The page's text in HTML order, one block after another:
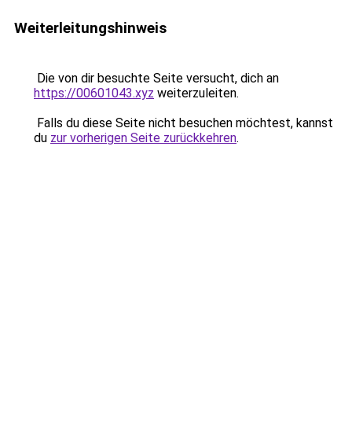
Weiterleitungshinweis
Die von dir besuchte Seite versucht, dich an
https://00601043.xyz weiterzuleiten.
Falls du diese Seite nicht besuchen möchtest, kannst
du zur vorherigen Seite zurückkehren.